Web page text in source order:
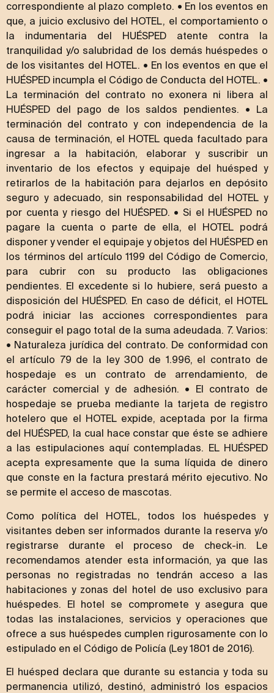
correspondiente al plazo completo. • En los eventos en
que, a juicio exclusivo del HOTEL, el comportamiento o
la indumentaria del HUÉSPED atente contra la
tranquilidad y/o salubridad de los demás huéspedes o
de los visitantes del HOTEL. • En los eventos en que el
HUÉSPED incumpla el Código de Conducta del HOTEL. •
La terminación del contrato no exonera ni libera al
HUÉSPED del pago de los saldos pendientes. • La
terminación del contrato y con independencia de la
causa de terminación, el HOTEL queda facultado para
ingresar a la habitación, elaborar y suscribir un
inventario de los efectos y equipaje del huésped y
retirarlos de la habitación para dejarlos en depósito
seguro y adecuado, sin responsabilidad del HOTEL y
por cuenta y riesgo del HUÉSPED. • Si el HUÉSPED no
pagare la cuenta o parte de ella, el HOTEL podrá
disponer y vender el equipaje y objetos del HUÉSPED en
los términos del artículo 1199 del Código de Comercio,
para cubrir con su producto las obligaciones
pendientes. El excedente si lo hubiere, será puesto a
disposición del HUÉSPED. En caso de déficit, el HOTEL
podrá iniciar las acciones correspondientes para
conseguir el pago total de la suma adeudada. 7. Varios:
• Naturaleza jurídica del contrato. De conformidad con
el artículo 79 de la ley 300 de 1.996, el contrato de
hospedaje es un contrato de arrendamiento, de
carácter comercial y de adhesión. • El contrato de
hospedaje se prueba mediante la tarjeta de registro
hotelero que el HOTEL expide, aceptada por la firma
del HUÉSPED, la cual hace constar que éste se adhiere
a las estipulaciones aquí contempladas. EL HUÉSPED
acepta expresamente que la suma líquida de dinero
que conste en la factura prestará mérito ejecutivo. No
se permite el acceso de mascotas.
Como política del HOTEL, todos los huéspedes y
visitantes deben ser informados durante la reserva y/o
registrarse durante el proceso de check-in. Le
recomendamos atender esta información, ya que las
personas no registradas no tendrán acceso a las
habitaciones y zonas del hotel de uso exclusivo para
huéspedes. El hotel se compromete y asegura que
todas las instalaciones, servicios y operaciones que
ofrece a sus huéspedes cumplen rigurosamente con lo
estipulado en el Código de Policía (Ley 1801 de 2016).
El huésped declara que durante su estancia y toda su
permanencia utilizó, destinó, administró los espacios